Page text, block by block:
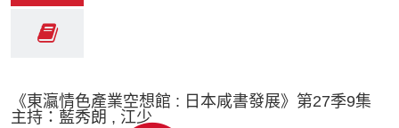
《東瀛情色產業空想館 : 日本咸書發展》第27季9集
主持：藍秀朗 , 江少